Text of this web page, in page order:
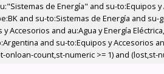
de Energía" and su-to:Equipos y
and su-to:Sistemas de Energía and
Accesorios and au:Agua y Energía
and su-to:Equipos y Accesorios
onloan-count,st-numeric >= 1) and (lost,st-